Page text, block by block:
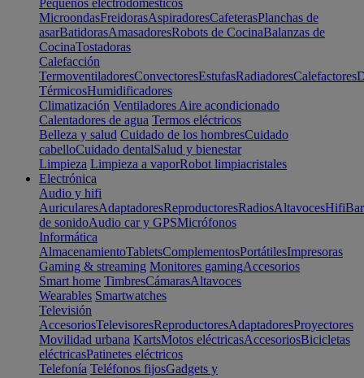
Pequeños electrodomésticos
MicroondasFreidorasAspiradoresCafeterasPlanchas de
asarBatidorasAmasadoresRobots de CocinaBalanzas de
CocinaTostadoras
Calefacción
TermoventiladoresConvectoresEstufasRadiadoresCalefactores
TérmicosHumidificadores
Climatización Ventiladores Aire acondicionado
Calentadores de agua Termos eléctricos
Belleza y salud Cuidado de los hombresCuidado
cabelloCuidado dentalSalud y bienestar
Limpieza Limpieza a vaporRobot limpiacristales
Electrónica
Audio y hifi
AuricularesAdaptadoresReproductoresRadiosAltavocesHifi
de sonidoAudio car y GPSMicrófonos
Informática
AlmacenamientoTabletsComplementosPortátilesImpresoras
Gaming & streaming Monitores gamingAccesorios
Smart home TimbresCámarasAltavoces
Wearables Smartwatches
Televisión
AccesoriosTelevisoresReproductoresAdaptadoresProyectores
Movilidad urbana KartsMotos eléctricasAccesoriosBicicletas
eléctricasPatinetes eléctricos
Telefonía Teléfonos fijosGadgets y